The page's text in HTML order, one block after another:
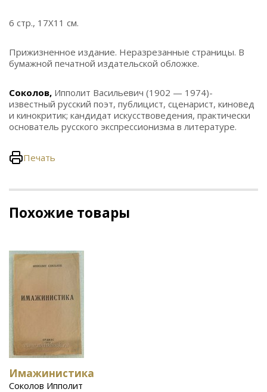
6 стр., 17Х11 см.
Прижизненное издание. Неразрезанные страницы. В
бумажной печатной издательской обложке.
Соколов, Ипполит Васильевич (1902 — 1974)-
известный русский поэт, публицист, сценарист, киновед
и кинокритик; кандидат искусствоведения, практически
основатель русского экспрессионизма в литературе.
Печать
Похожие товары
Имажинистика
Соколов Ипполит